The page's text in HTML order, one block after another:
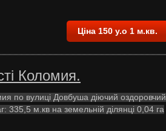
Ціна 150 у.о 1 м.кв.
Коломия.
по вулиці Довбуша діючий оздоровчий
335,5 м.кв на земельній ділянці 0,04 га